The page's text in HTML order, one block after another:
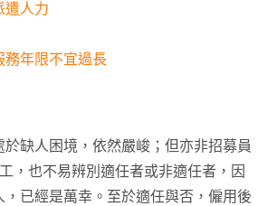
遣人力
務年限不宜過長
缺人困境，依然嚴峻；但亦非招募員
，也不易辨別適任者或非適任者，因
已經是萬幸。至於適任與否，僱用後